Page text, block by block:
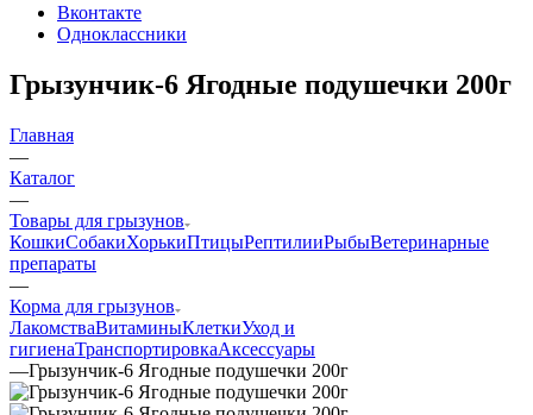
Вконтакте
Одноклассники
Грызунчик-6 Ягодные подушечки 200г
Главная
—
Каталог
—
Товары для грызунов
КошкиСобакиХорькиПтицыРептилииРыбыВетеринарные
препараты
—
Корма для грызунов
ЛакомстваВитаминыКлеткиУход и
гигиенаТранспортировкаАксессуары
—Грызунчик-6 Ягодные подушечки 200г